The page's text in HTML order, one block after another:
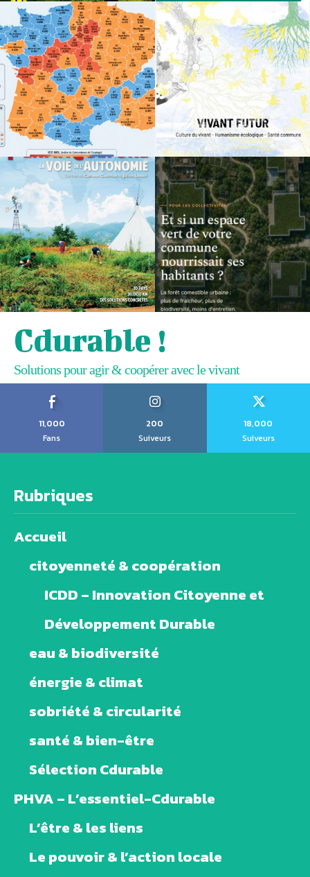
Cdurable !
Solutions pour agir & coopérer avec le vivant
11,000
Fans
200
Suiveurs
18,000
Suiveurs
Rubriques
Accueil
citoyenneté & coopération
ICDD – Innovation Citoyenne et
Développement Durable
eau & biodiversité
énergie & climat
sobriété & circularité
santé & bien-être
Sélection Cdurable
PHVA – L’essentiel-Cdurable
L’être & les liens
Le pouvoir & l’action locale